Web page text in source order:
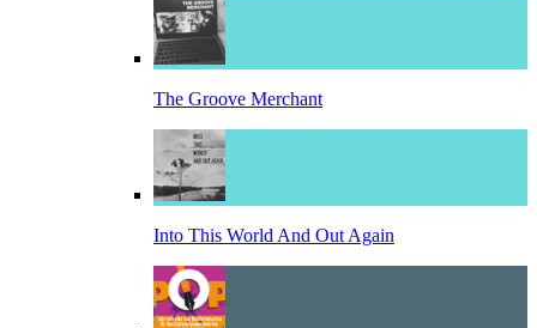
The Groove Merchant
Into This World And Out Again